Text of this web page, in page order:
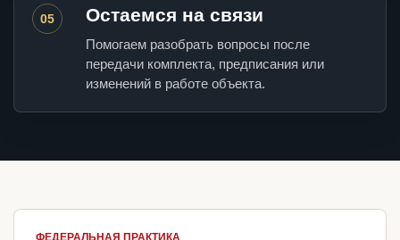
05 Остаемся на связи
Помогаем разобрать вопросы после
передачи комплекта, предписания или
изменений в работе объекта.
ФЕДЕРАЛЬНАЯ ПРАКТИКА